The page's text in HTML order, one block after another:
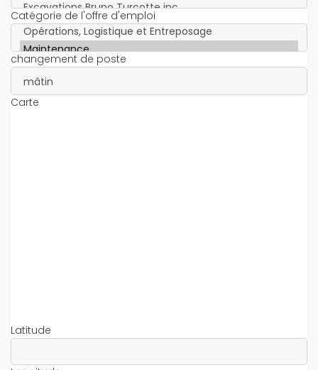
Catégorie de l'offre d'emploi
changement de poste
Carte
Latitude